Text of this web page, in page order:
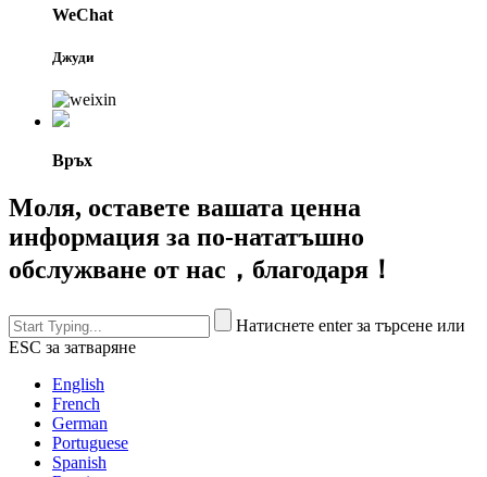
WeChat
Джуди
Връх
Моля, оставете вашата ценна
информация за по-нататъшно
обслужване от нас，благодаря！
Натиснете enter за търсене или
ESC за затваряне
English
French
German
Portuguese
Spanish